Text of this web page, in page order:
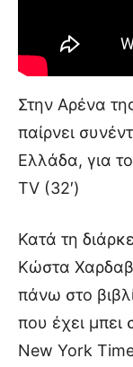
Στην Αρένα
παίρνει
Ελλάδα, για
TV (32′)
Κατά τη
Κώστα
πάνω στο
που έχει μπει
New York